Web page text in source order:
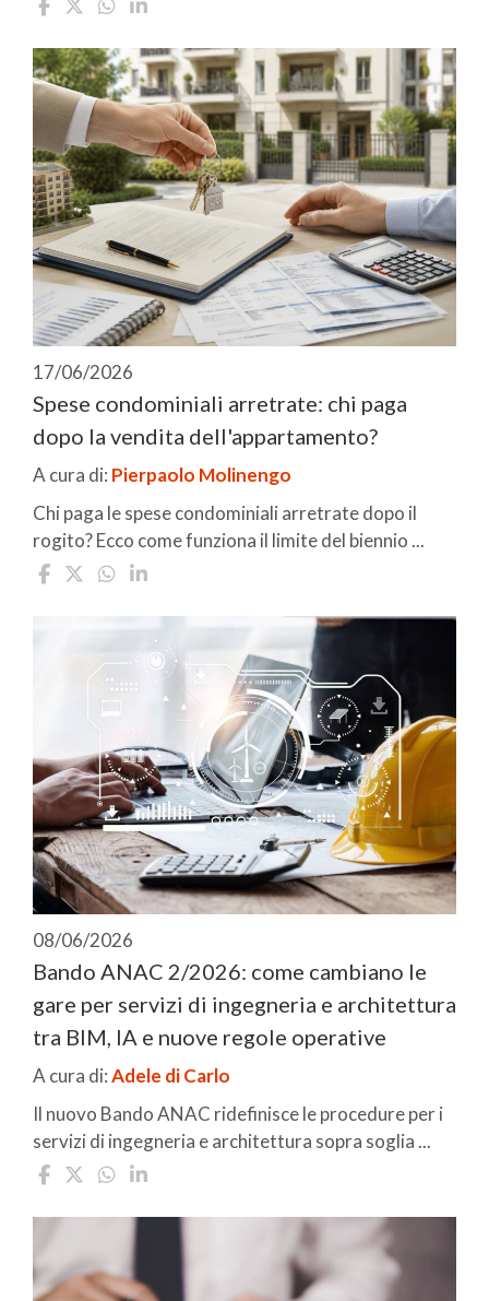
17/06/2026
Spese condominiali arretrate: chi paga
dopo la vendita dell'appartamento?
A cura di: Pierpaolo Molinengo
Chi paga le spese condominiali arretrate dopo il
rogito? Ecco come funziona il limite del biennio ...
08/06/2026
Bando ANAC 2/2026: come cambiano le
gare per servizi di ingegneria e architettura
tra BIM, IA e nuove regole operative
A cura di:Adele di Carlo
Il nuovo Bando ANAC ridefinisce le procedure per i
servizi di ingegneria e architettura sopra soglia ...